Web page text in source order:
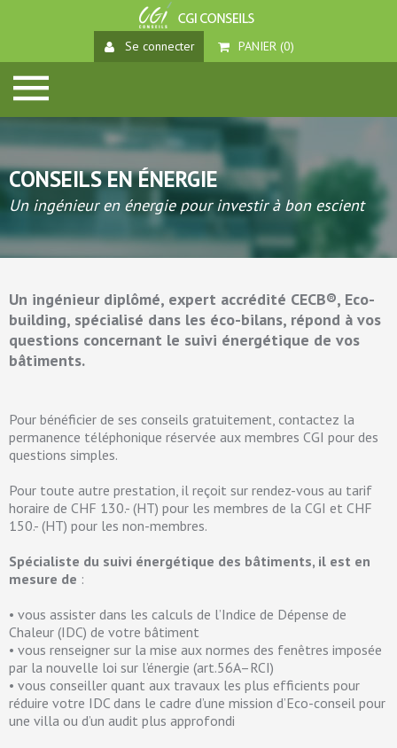
Se connecter PANIER (0)
CONSEILS EN ÉNERGIE
Un ingénieur en énergie pour investir à bon escient
Un ingénieur diplômé, expert accrédité CECB®, Eco-
building, spécialisé dans les éco-bilans, répond à vos
questions concernant le suivi énergétique de vos
bâtiments.
Pour bénéficier de ses conseils gratuitement, contactez la
permanence téléphonique réservée aux membres CGI pour des
questions simples.
Pour toute autre prestation, il reçoit sur rendez-vous au tarif
horaire de CHF 130.- (HT) pour les membres de la CGI et CHF
150.- (HT) pour les non-membres.
Spécialiste du suivi énergétique des bâtiments, il est en
mesure de :
• vous assister dans les calculs de l’Indice de Dépense de
Chaleur (IDC) de votre bâtiment
• vous renseigner sur la mise aux normes des fenêtres imposée
par la nouvelle loi sur l’énergie (art.56A–RCI)
• vous conseiller quant aux travaux les plus efficients pour
réduire votre IDC dans le cadre d’une mission d’Eco-conseil pour
une villa ou d’un audit plus approfondi